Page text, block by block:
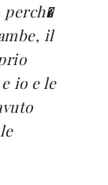
perch�
il
io e le